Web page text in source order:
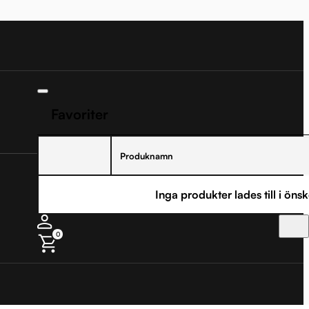
Produknamn
Inga produkter lades till i
0